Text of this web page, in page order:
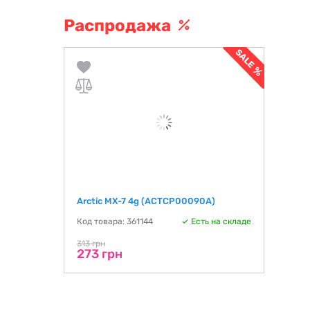
Распродажа
Arctic MX-7 4g (ACTCP00090A)
Код товара: 361144 Есть на складе
313 грн
273 грн